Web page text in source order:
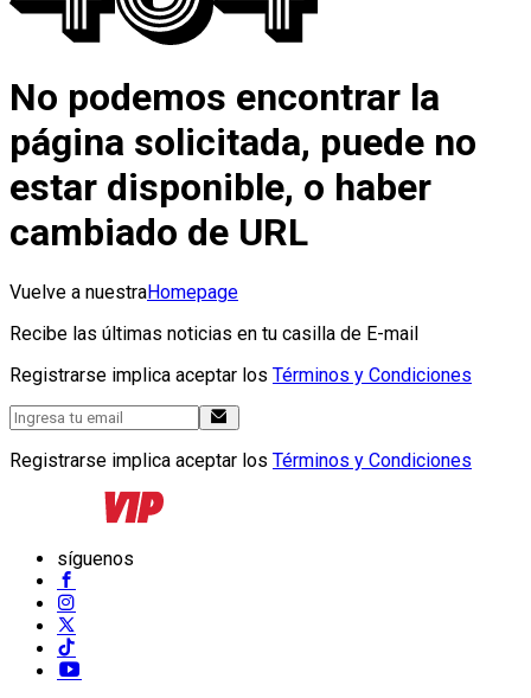
No podemos encontrar la
página solicitada, puede no
estar disponible, o haber
cambiado de URL
Vuelve a nuestraHomepage
Recibe las últimas noticias en tu casilla de E-mail
Registrarse implica aceptar los Términos y Condiciones
Registrarse implica aceptar los Términos y Condiciones
síguenos